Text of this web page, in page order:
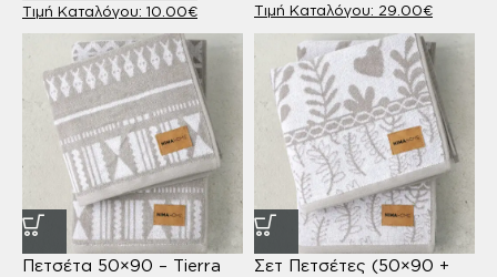
10.00€ 29.00€
Πετσέτα 50×90 – Tierra
Σετ Πετσέτες (50×90 +